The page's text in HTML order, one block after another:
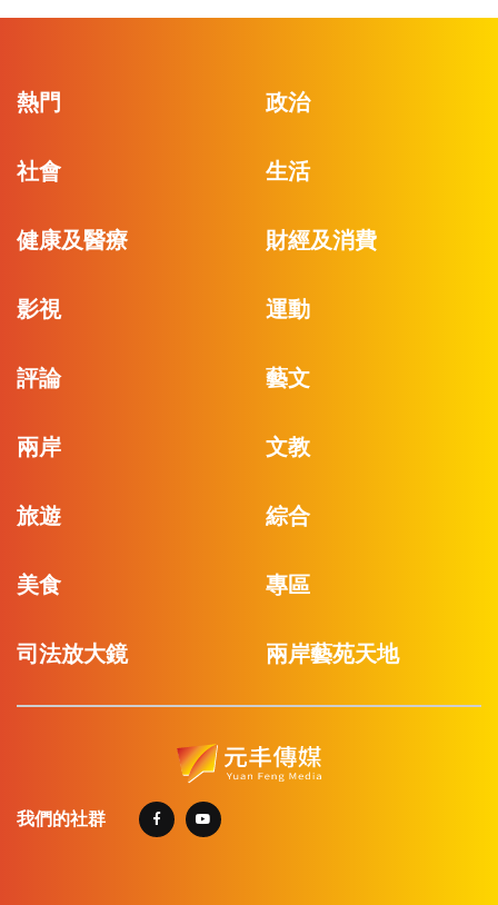
熱門 政治
社會 生活
健康及醫療 財經及消費
影視 運動
評論 藝文
兩岸 文教
旅遊 綜合
美食 專區
司法放大鏡 兩岸藝苑天地
我們的社群